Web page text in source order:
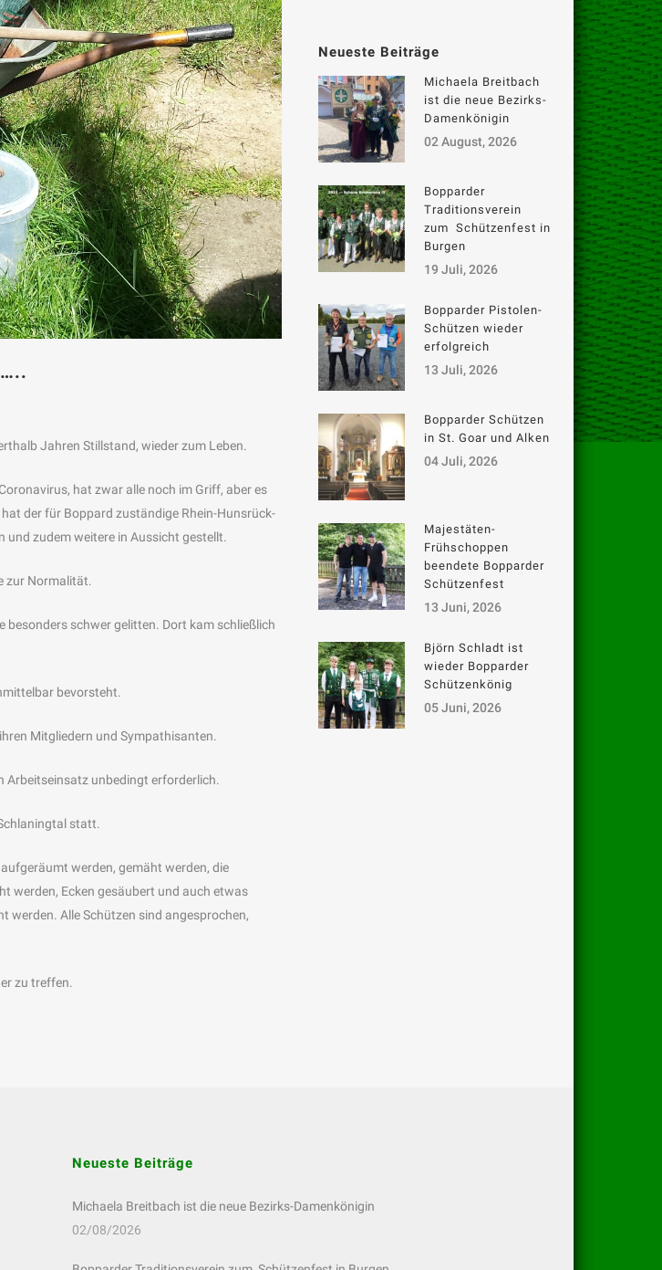
Jahren Stillstand, wieder zum Leben.
hat zwar alle noch im Griff, aber es
der für Boppard zuständige Rhein-Hunsrück-
und zudem weitere in Aussicht gestellt.
zur Normalität.
besonders schwer gelitten. Dort kam schließlich
bevorsteht.
Mitgliedern und Sympathisanten.
Arbeitseinsatz unbedingt erforderlich.
statt.
werden, gemäht werden, die
werden, Ecken gesäubert und auch etwas
werden. Alle Schützen sind angesprochen,
zu treffen.
Neueste Beiträge
Michaela Breitbach
ist die neue Bezirks-
Damenkönigin
02 August, 2026
Bopparder
Traditionsverein
zum Schützenfest in
Burgen
19 Juli, 2026
Bopparder Pistolen-
Schützen wieder
erfolgreich
13 Juli, 2026
Bopparder Schützen
in St. Goar und Alken
04 Juli, 2026
Majestäten-
Frühschoppen
beendete Bopparder
Schützenfest
13 Juni, 2026
Björn Schladt ist
wieder Bopparder
Schützenkönig
05 Juni, 2026
Neueste Beiträge
Michaela Breitbach ist die neue Bezirks-Damenkönigin
02/08/2026